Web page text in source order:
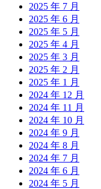
2025 年 7 月
2025 年 6 月
2025 年 5 月
2025 年 4 月
2025 年 3 月
2025 年 2 月
2025 年 1 月
2024 年 12 月
2024 年 11 月
2024 年 10 月
2024 年 9 月
2024 年 8 月
2024 年 7 月
2024 年 6 月
2024 年 5 月